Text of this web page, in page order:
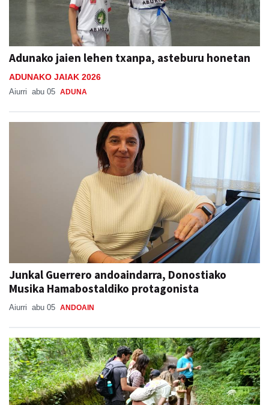
Adunako jaien lehen txanpa, asteburu honetan
abu 05
Junkal Guerrero andoaindarra, Donostiako
Musika Hamabostaldiko protagonista
Aiurri abu 05 ANDOAIN